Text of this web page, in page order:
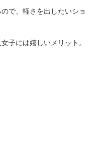
で、軽さを出したいショ
子には嬉しいメリット。